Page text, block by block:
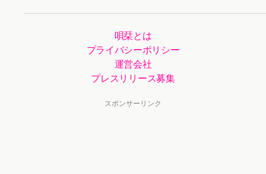
唄栞とは
プライバシーポリシー
運営会社
プレスリリース募集
スポンサーリンク